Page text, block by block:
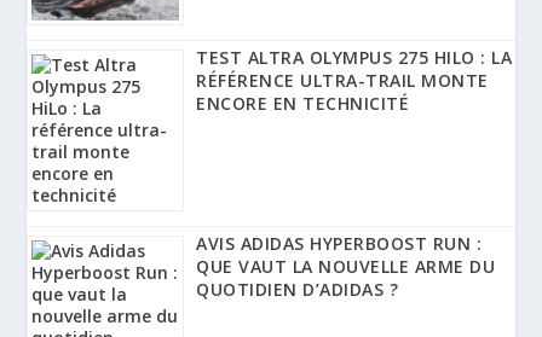
TEST ALTRA OLYMPUS 275 HILO : LA
RÉFÉRENCE ULTRA-TRAIL MONTE
ENCORE EN TECHNICITÉ
AVIS ADIDAS HYPERBOOST RUN :
QUE VAUT LA NOUVELLE ARME DU
QUOTIDIEN D’ADIDAS ?